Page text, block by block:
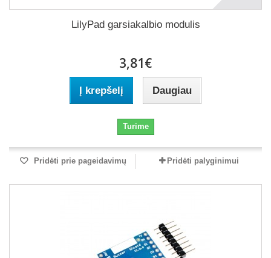
LilyPad garsiakalbio modulis
3,81€
Į krepšelį Daugiau
Turime
Pridėti prie pageidavimų Pridėti palyginimui